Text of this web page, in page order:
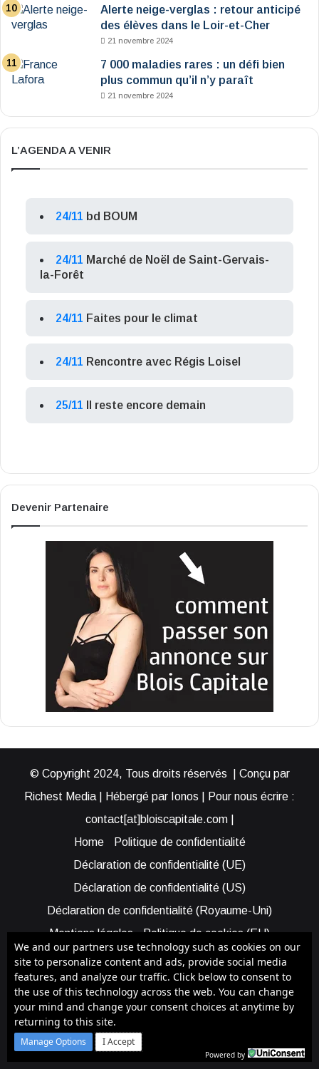
Alerte neige-verglas : retour anticipé
des élèves dans le Loir-et-Cher
21 novembre 2024
7 000 maladies rares : un défi bien
plus commun qu’il n’y paraît
21 novembre 2024
L’AGENDA A VENIR
24/11 bd BOUM
24/11 Marché de Noël de Saint-Gervais-
la-Forêt
24/11 Faites pour le climat
24/11 Rencontre avec Régis Loisel
25/11 Il reste encore demain
Devenir Partenaire
© Copyright 2024, Tous droits réservés | Conçu par
Richest Media | Hébergé par Ionos | Pour nous écrire :
contact[at]bloiscapitale.com |
Home
Politique de confidentialité
Déclaration de confidentialité (UE)
Déclaration de confidentialité (US)
Déclaration de confidentialité (Royaume-Uni)
Mentions légales
Politique de cookies (EU)
Cookie Policy (AUS)
Cookie Policy (US)
Qui sommes-nous ?
Participer à Blois Capitale
Bénéficier d’une assistance
Facebook
X
We and our partners use technology such as cookies on our
site to personalize content and ads, provide social media
features, and analyze our traffic. Click below to consent to
the use of this technology across the web. You can change
your mind and change your consent choices at anytime by
returning to this site.
Manage Options I Accept
Powered by